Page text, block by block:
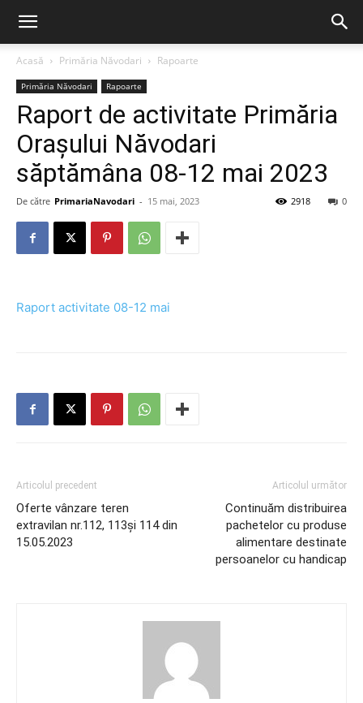
Acasă Primăria Năvodari Rapoarte
Primăria Năvodari Rapoarte
Raport de activitate Primăria
Orașului Năvodari
săptămâna 08-12 mai 2023
De către PrimariaNavodari - 15 mai, 2023 0
2918
Raport activitate 08-12 mai
Articolul precedent
Oferte vânzare teren
extravilan nr.112, 113și 114 din
15.05.2023
Articolul următor
Continuăm distribuirea
pachetelor cu produse
alimentare destinate
persoanelor cu handicap